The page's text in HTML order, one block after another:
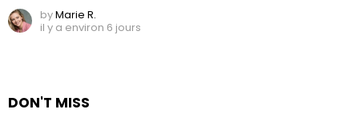
byMarie R.
il y a environ 6 jours
DON'T MISS